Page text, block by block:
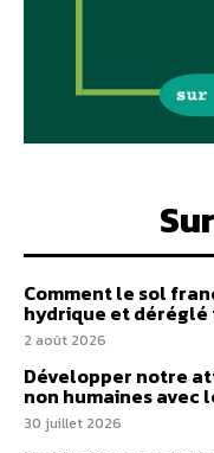
Comment le sol
hydrique et
2 août 2026
Développer notre
non humaines avec
30 juillet 2026